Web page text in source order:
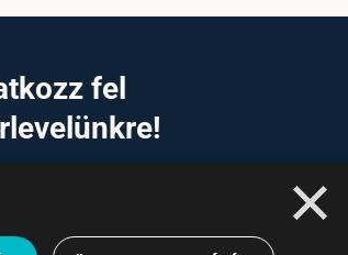
fel
ha úgy döntesz.
×